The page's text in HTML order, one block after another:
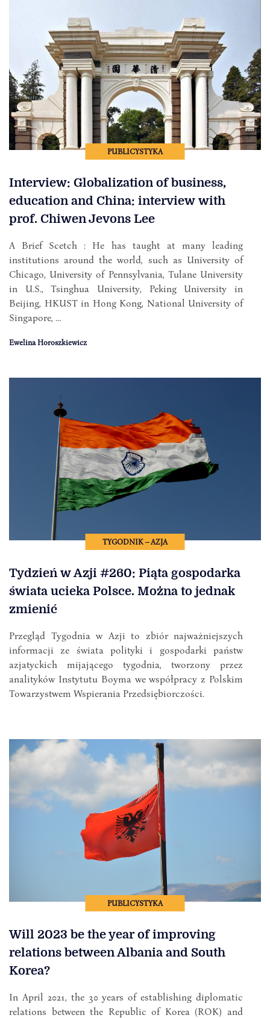
PUBLICYSTYKA
Interview: Globalization of business,
education and China: interview with
prof. Chiwen Jevons Lee
A Brief Scetch : He has taught at many leading
institutions around the world, such as University of
Chicago, University of Pennsylvania, Tulane University
in U.S., Tsinghua University, Peking University in
Beijing, HKUST in Hong Kong, National University of
Singapore, …
Ewelina Horoszkiewicz
TYGODNIK – AZJA
Tydzień w Azji #260: Piąta gospodarka
świata ucieka Polsce. Można to jednak
zmienić
Przegląd Tygodnia w Azji to zbiór najważniejszych
informacji ze świata polityki i gospodarki państw
azjatyckich mijającego tygodnia, tworzony przez
analityków Instytutu Boyma we współpracy z Polskim
Towarzystwem Wspierania Przedsiębiorczości.
PUBLICYSTYKA
Will 2023 be the year of improving
relations between Albania and South
Korea?
In April 2021, the 30 years of establishing diplomatic
relations between the Republic of Korea (ROK) and